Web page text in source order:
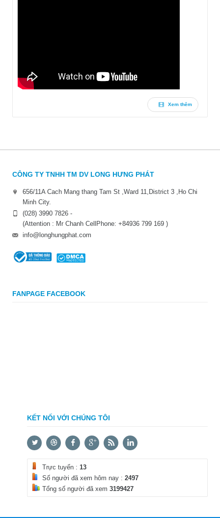
Xem thêm
CÔNG TY TNHH TM DV LONG HƯNG PHÁT
656/11A Cach Mang thang Tam St ,Ward 11,District 3 ,Ho Chi
Minh City.
(028) 3990 7826 -
(Attention : Mr Chanh CellPhone: +84936 799 169 )
info@longhungphat.com
FANPAGE FACEBOOK
KẾT NỐI VỚI CHÚNG TÔI
Trực tuyến : 13
Số người đã xem hôm nay : 2497
Tổng số người đã xem 3199427